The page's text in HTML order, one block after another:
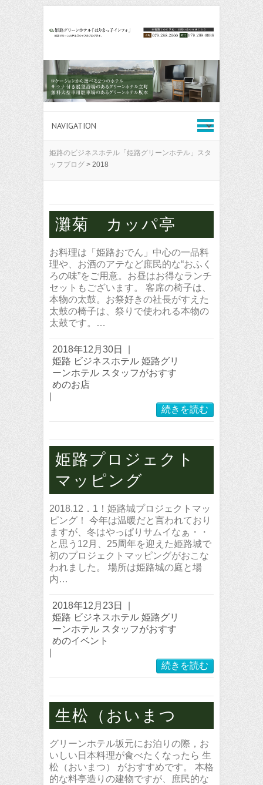
姫路のビジネスホテル「姫路グリーンホテル」スタ
ッフブログ > 2018
灘菊 カッパ亭
お料理は「姫路おでん」中心の一品料
理や、お酒のアテなど庶民的な“おふく
ろの味”をご用意。お昼はお得なランチ
セットもございます。 客席の椅子は、
本物の太鼓。お祭好きの社長がすえた
太鼓の椅子は、祭りで使われる本物の
太鼓です。…
2018年12月30日
姫路 ビジネスホテル 姫路グリ
ーンホテル スタッフがおすす
めのお店
続きを読む
姫路プロジェクト
マッピング
2018.12．1！姫路城プロジェクトマッ
ピング！ 今年は温暖だと言われており
ますが、冬はやっぱりサムイなぁ・・
と思う12月、25周年を迎えた姫路城で
初のプロジェクトマッピングがおこな
われました。 場所は姫路城の庭と場
内…
2018年12月23日
姫路 ビジネスホテル 姫路グリ
ーンホテル スタッフがおすす
めのイベント
続きを読む
生松（おいまつ
グリーンホテル坂元にお泊りの際，お
いしい日本料理が食べたくなったら 生
松（おいまつ） がおすすめです。 本格
的な料亭造りの建物ですが、庶民的な